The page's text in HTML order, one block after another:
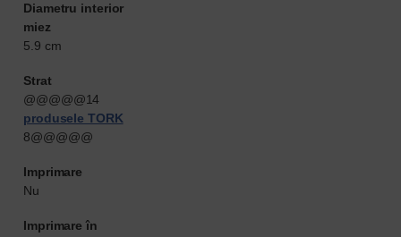
Diametru interior
miez
5.9 cm
Strat
@@@@@14
produsele TORK
8@@@@@
Imprimare
Nu
Imprimare în